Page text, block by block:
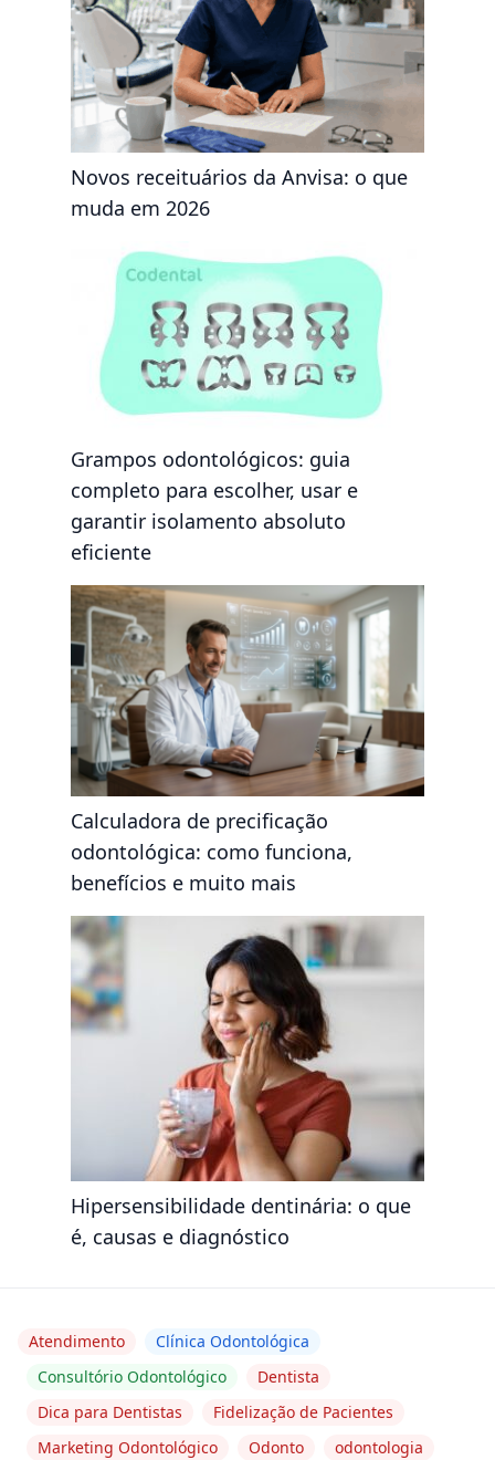
Novos receituários da Anvisa: o que
muda em 2026
Grampos odontológicos: guia
completo para escolher, usar e
garantir isolamento absoluto
eficiente
Calculadora de precificação
odontológica: como funciona,
benefícios e muito mais
Hipersensibilidade dentinária: o que
é, causas e diagnóstico
Atendimento
Clínica Odontológica
Consultório Odontológico
Dentista
Dica para Dentistas
Fidelização de Pacientes
Marketing Odontológico
Odonto
odontologia